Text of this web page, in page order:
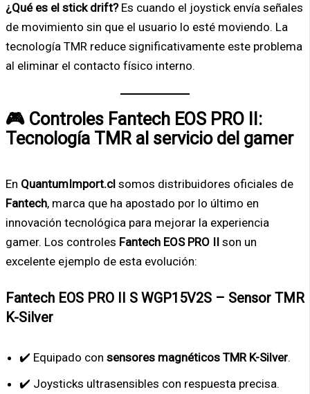
¿Qué es el stick drift?Es cuando el joystick envía señales
de movimiento sin que el usuario lo esté moviendo. La
tecnología TMR reduce significativamente este problema
al eliminar el contacto físico interno.
🎮 Controles Fantech EOS PRO II:
Tecnología TMR al servicio del gamer
En QuantumImport.cl somos distribuidores oficiales de
Fantech, marca que ha apostado por lo último en
innovación tecnológica para mejorar la experiencia
gamer. Los controles Fantech EOS PRO II son un
excelente ejemplo de esta evolución:
Fantech EOS PRO II S WGP15V2S – Sensor TMR
K-Silver
✔️ Equipado con sensores magnéticos TMR K-Silver.
✔️ Joysticks ultrasensibles con respuesta precisa.